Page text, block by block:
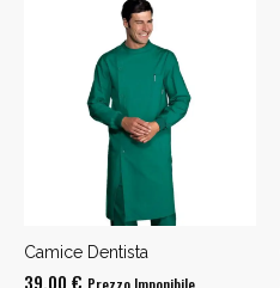
Camice Dentista
39,00 €